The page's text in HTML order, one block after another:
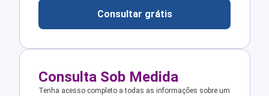
Consultar grátis
Consulta Sob Medida
Tenha acesso completo a todas as informações sobre um